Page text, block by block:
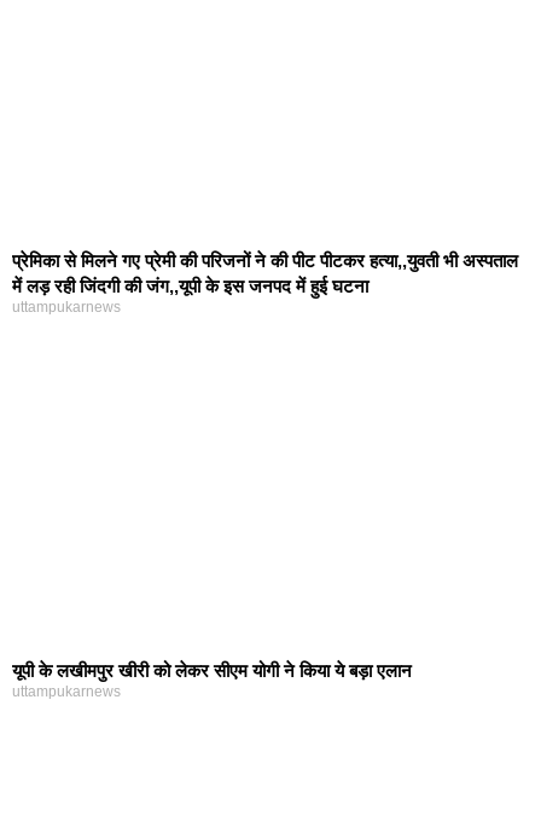
प्रेमिका से मिलने गए प्रेमी की परिजनों ने की पीट पीटकर हत्या,,युवती भी अस्पताल
में लड़ रही जिंदगी की जंग,,यूपी के इस जनपद में हुई घटना
uttampukarnews
यूपी के लखीमपुर खीरी को लेकर सीएम योगी ने किया ये बड़ा एलान
uttampukarnews